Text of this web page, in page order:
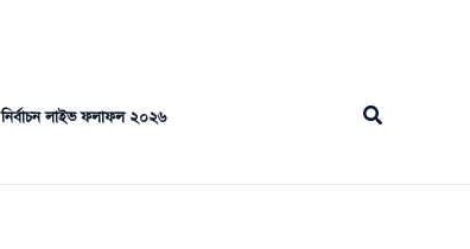
নির্বাচন লাইভ ফলাফল ২০২৬ Search